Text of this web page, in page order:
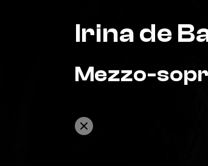
Irina de
Mezzo-